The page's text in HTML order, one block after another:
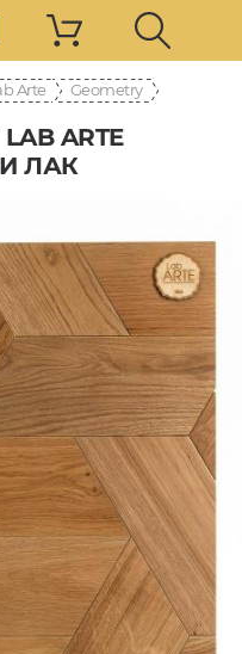
Arte Geometry
ARTE
ЛАК